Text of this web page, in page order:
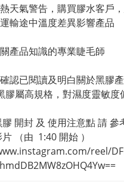
天氣警告，購買膠水客戶
輸途中溫度差異影響產品
產品知識的專業睫毛師
認已閱讀及明白關於黑膠
膠屬高規格，對濕度靈敏度
開封 及 使用注意點 請 參
（由  1:40 開始 ）
reel/